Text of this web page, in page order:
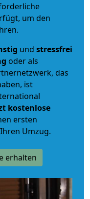
um den
und stressfrei
oder als
das
ist
kostenlose
ersten
Umzug.
erhalten